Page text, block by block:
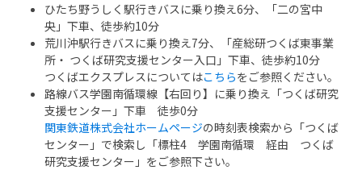
ひたち野うしく駅行きバスに乗り換え6分、「二の宮中
央」下車、徒歩約10分
荒川沖駅行きバスに乗り換え7分、「産総研つくば東事業
所・ つくば研究支援センター入口」下車、徒歩約10分
つくばエクスプレスについてはこちらをご参照ください。
路線バス学園南循環線【右回り】に乗り換え「つくば研究
支援センター」下車 徒歩0分
関東鉄道株式会社ホームページの時刻表検索から「つくば
センター」で検索し「標柱4 学園南循環 経由 つくば
研究支援センター」をご参照下さい。